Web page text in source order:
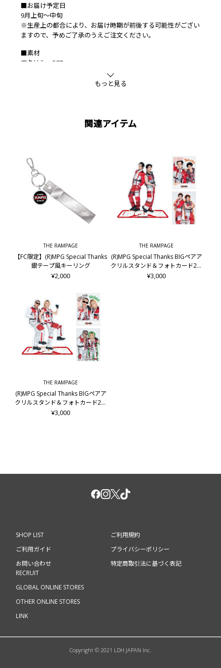
■お届け予定日
9月上旬～中旬
※生産上の都合により、お届け時期が前後する可能性がござい
ますので、予めご了承のうえご注文ください。
■素材
アクリル、PET
もっと見る
関連アイテム
THE RAMPAGE
【FC限定】(R)MPG Special Thanks
銀テープ風キーリング
¥2,000
THE RAMPAGE
(R)MPG Special Thanks BIGペアア
クリルスタンド＆フォトカード2枚
セット/龍&後藤拓磨
¥3,000
THE RAMPAGE
(R)MPG Special Thanks BIGペアア
クリルスタンド＆フォトカード2枚
セット/LIKIYA&岩谷翔吾
¥3,000
SHOP LIST
ご利用ガイド
お問い合わせ
ご利用規約
プライバシーポリシー
特定商取引法に基づく表記
RECRUIT
GLOBAL ONLINE STORES
OTHER ONLINE STORES
LINK
Copyright © 2021 LDH JAPAN Inc.